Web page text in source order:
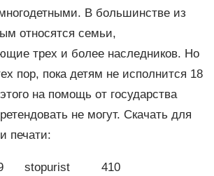
В большинстве из
относятся семьи,
трех и более наследников. Но
пор, пока детям не исполнится 18
на помощь от государства
не могут. Скачать для
печати:
stopurist 410